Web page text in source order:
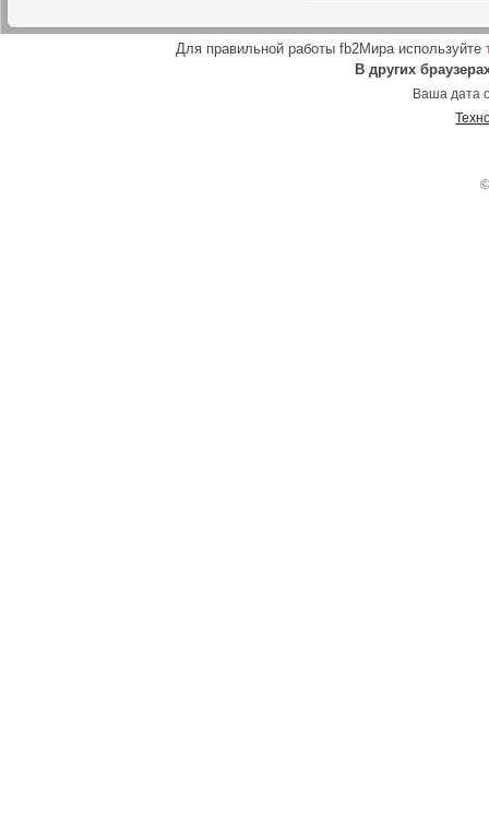
Для правильной работы fb2Мира используйте
В других
Ваша дата